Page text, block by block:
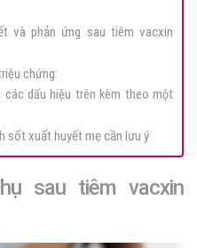
và phản ứng sau tiêm vacxin
chứng:
các dấu hiệu trên kèm theo một
sốt xuất huyết mẹ cần lưu ý
sau tiêm vacxin